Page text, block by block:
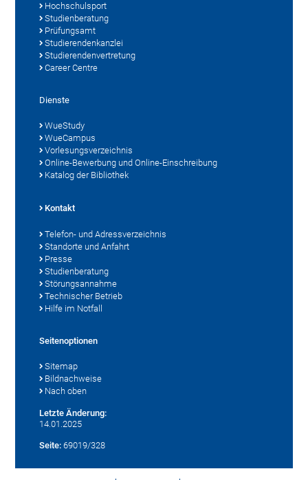
Hochschulsport
Studienberatung
Prüfungsamt
Studierendenkanzlei
Studierendenvertretung
Career Centre
Dienste
WueStudy
WueCampus
Vorlesungsverzeichnis
Online-Bewerbung und Online-Einschreibung
Katalog der Bibliothek
Kontakt
Telefon- und Adressverzeichnis
Standorte und Anfahrt
Presse
Studienberatung
Störungsannahme
Technischer Betrieb
Hilfe im Notfall
Seitenoptionen
Sitemap
Bildnachweise
Nach oben
Letzte Änderung:
14.01.2025
Seite: 69019/328